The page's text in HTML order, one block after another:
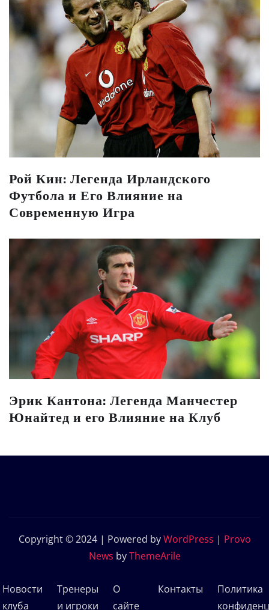
Рой Кин: Легенда Ирландского
Футбола и Его Влияние на
Современную Игра
Эрик Кантона: Легенда Манчестер
Юнайтед и его Влияние на Клуб
Copyright © 2024 | Powered byWordPress | Provo
News byThemeArile
Новости
клуба
Тренеры
и игроки
О
сайте
Контакты
Политика